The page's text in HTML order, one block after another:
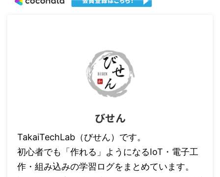
びせん
TakaiTechLab（びせん）です。
初心者でも「作れる」ようになるIoT・電子工
作・組み込みの学習ログをまとめています。